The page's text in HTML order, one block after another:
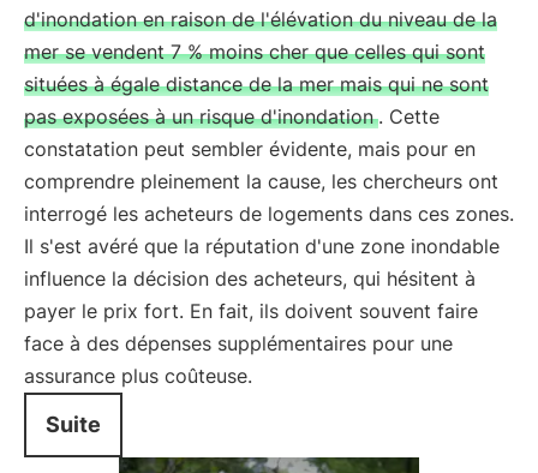
d'inondation en raison de l'élévation du niveau de la
mer se vendent 7 % moins cher que celles qui sont
situées à égale distance de la mer mais qui ne sont
pas exposées à un risque d'inondation . Cette
constatation peut sembler évidente, mais pour en
comprendre pleinement la cause, les chercheurs ont
interrogé les acheteurs de logements dans ces zones.
Il s'est avéré que la réputation d'une zone inondable
influence la décision des acheteurs, qui hésitent à
payer le prix fort. En fait, ils doivent souvent faire
face à des dépenses supplémentaires pour une
assurance plus coûteuse.
Suite